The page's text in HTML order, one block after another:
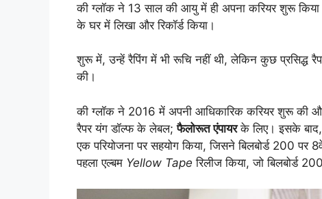
की ग्लॉक ने 13 साल की आयु में ही अपना करियर शुरू किया
के घर में लिखा और रिकॉर्ड किया।
शुरू में, उन्हें रैपिंग में भी रूचि नहीं थी, लेकिन कुछ प्रसिद्ध
की।
की ग्लॉक ने 2016 में अपनी आधिकारिक करियर शुरू की
रैपर यंग डॉल्फ के लेबल;फैलोरूत एंपायरके लिए। इसके
एक परियोजना पर सहयोग किया, जिसने बिलबोर्ड 200
पहला एल्बम Yellow Tape रिलीज किया, जो बिलबोर्ड